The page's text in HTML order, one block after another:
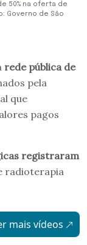
50% na oferta de
Governo de São
rede pública de
pela
que
pagos
registraram
radioterapia
mais vídeos